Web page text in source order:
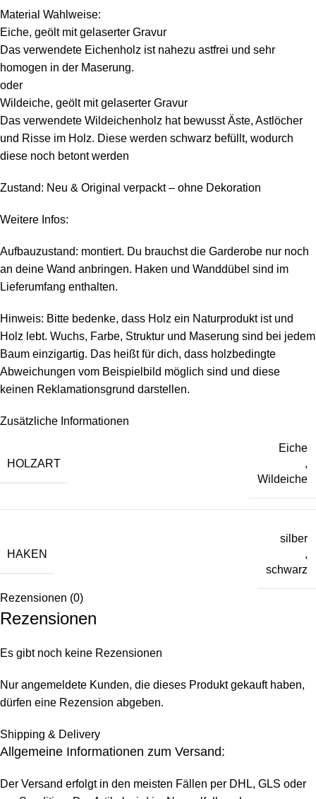
Material Wahlweise:
Eiche, geölt mit gelaserter Gravur
Das verwendete Eichenholz ist nahezu astfrei und sehr
homogen in der Maserung.
oder
Wildeiche, geölt mit gelaserter Gravur
Das verwendete Wildeichenholz hat bewusst Äste, Astlöcher
und Risse im Holz. Diese werden schwarz befüllt, wodurch
diese noch betont werden
Zustand: Neu & Original verpackt – ohne Dekoration
Weitere Infos:
Aufbauzustand: montiert. Du brauchst die Garderobe nur noch
an deine Wand anbringen. Haken und Wanddübel sind im
Lieferumfang enthalten.
Hinweis: Bitte bedenke, dass Holz ein Naturprodukt ist und
Holz lebt. Wuchs, Farbe, Struktur und Maserung sind bei jedem
Baum einzigartig. Das heißt für dich, dass holzbedingte
Abweichungen vom Beispielbild möglich sind und diese
keinen Reklamationsgrund darstellen.
Zusätzliche Informationen
HOLZART
Eiche
,
Wildeiche
HAKEN
silber
,
schwarz
Rezensionen (0)
Rezensionen
Es gibt noch keine Rezensionen
Nur angemeldete Kunden, die dieses Produkt gekauft haben,
dürfen eine Rezension abgeben.
Shipping & Delivery
Allgemeine Informationen zum Versand:
Der Versand erfolgt in den meisten Fällen per DHL, GLS oder